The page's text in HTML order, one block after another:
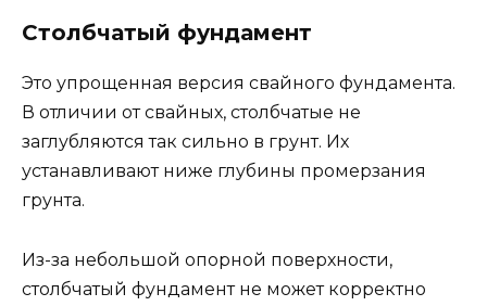
Столбчатый фундамент
Это упрощенная версия свайного фундамента.
В отличии от свайных, столбчатые не
заглубляются так сильно в грунт. Их
устанавливают ниже глубины промерзания
грунта.
Из-за небольшой опорной поверхности,
столбчатый фундамент не может корректно